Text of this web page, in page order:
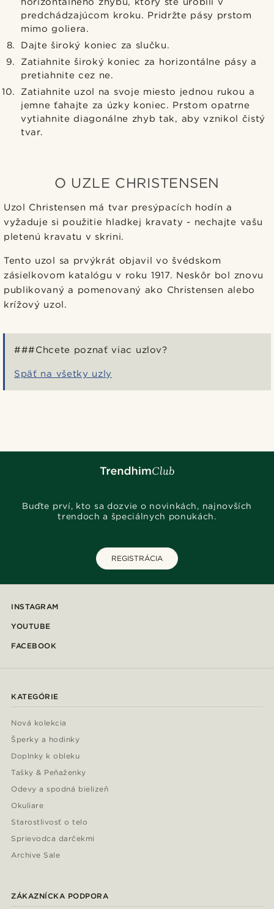
predchádzajúcom kroku. Pridržte pásy prstom
mimo goliera.
Dajte široký koniec za slučku.
Zatiahnite široký koniec za horizontálne pásy a
pretiahnite cez ne.
Zatiahnite uzol na svoje miesto jednou rukou a
jemne ťahajte za úzky koniec. Prstom opatrne
vytiahnite diagonálne zhyb tak, aby vznikol čistý
tvar.
O UZLE CHRISTENSEN
Uzol Christensen má tvar presýpacích hodín a
vyžaduje si použitie hladkej kravaty - nechajte vašu
pletenú kravatu v skrini.
Tento uzol sa prvýkrát objavil vo švédskom
zásielkovom katalógu v roku 1917. Neskôr bol znovu
publikovaný a pomenovaný ako Christensen alebo
krížový uzol.
###Chcete poznať viac uzlov?
Späť na všetky uzly
Buďte prví, kto sa dozvie o novinkách, najnovších
trendoch a špeciálnych ponukách.
REGISTRÁCIA
INSTAGRAM
YOUTUBE
FACEBOOK
KATEGÓRIE
Nová kolekcia
Šperky a hodinky
Doplnky k obleku
Tašky & Peňaženky
Odevy a spodná bielizeň
Okuliare
Starostlivosť o telo
Sprievodca darčekmi
Archive Sale
ZÁKAZNÍCKA PODPORA